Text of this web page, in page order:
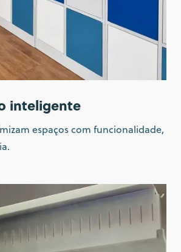
inteligente
espaços com funcionalidade,